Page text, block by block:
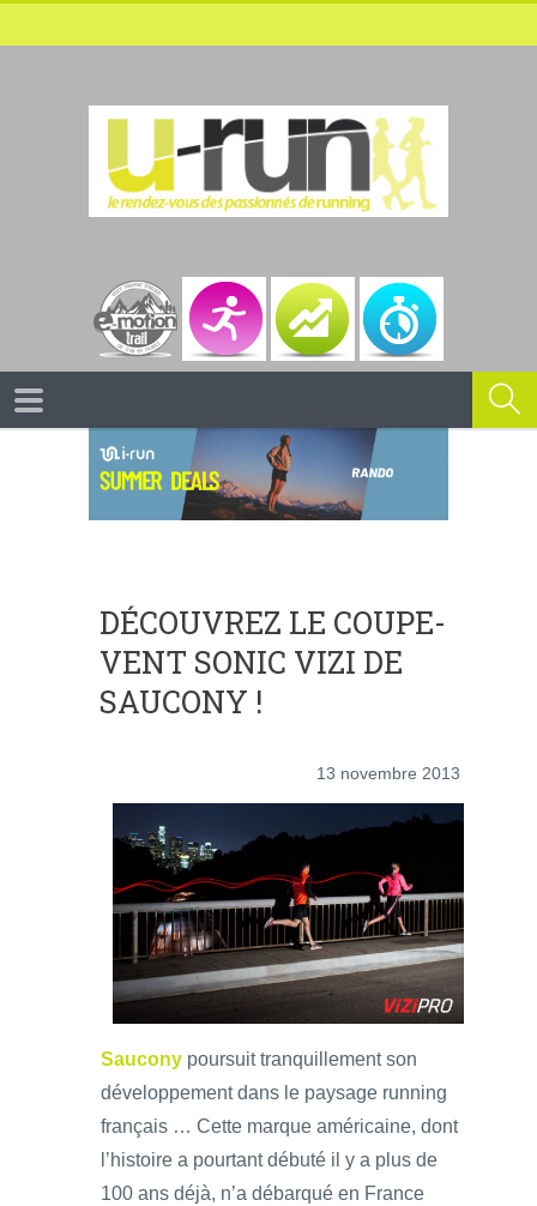
DÉCOUVREZ LE COUPE-
VENT SONIC VIZI DE
SAUCONY !
13 novembre 2013
Saucony poursuit tranquillement son
développement dans le paysage running
français … Cette marque américaine, dont
l’histoire a pourtant débuté il y a plus de
100 ans déjà, n’a débarqué en France